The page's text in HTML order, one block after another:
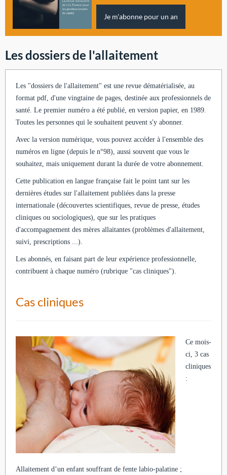
Je m'abonne pour un an
Les dossiers de l'allaitement
Les "dossiers de l'allaitement" est une revue dématérialisée, au
format pdf, d'une vingtaine de pages, destinée aux professionnels de
santé. Le premier numéro a été publié, en version papier, en 1989.
Toutes les personnes qui le souhaitent peuvent s'y abonner.
Avec la version numérique, vous pouvez accéder à l'ensemble des
numéros en ligne (depuis le n°98), aussi souvent que vous le
souhaitez, mais uniquement durant la durée de votre abonnement.
Cette publication en langue française fait le point tant sur les
dernières études sur l'allaitement publiées dans la presse
internationale (découvertes scientifiques, revue de presse, études
cliniques ou sociologiques), que sur les pratiques
d'accompagnement des mères allaitantes (problèmes d'allaitement,
suivi, prescriptions ...).
Les abonnés, en faisant part de leur expérience professionnelle,
contribuent à chaque numéro (rubrique "cas cliniques").
Cas cliniques
Ce mois-
ci, 3 cas
cliniques
:
Allaitement d’un enfant souffrant de fente labio-palatine ;